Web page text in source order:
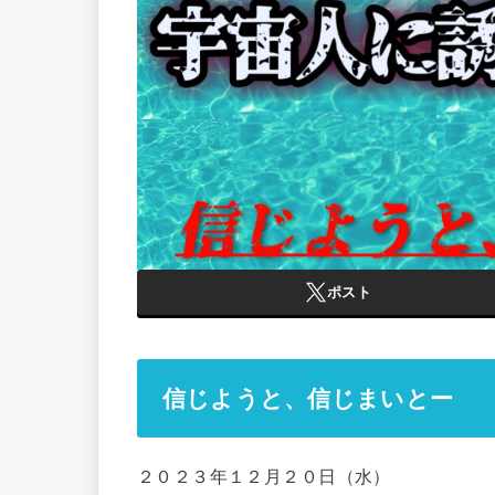
ポスト
信じようと、信じまいとー
２０２３年１２月２０日（水）